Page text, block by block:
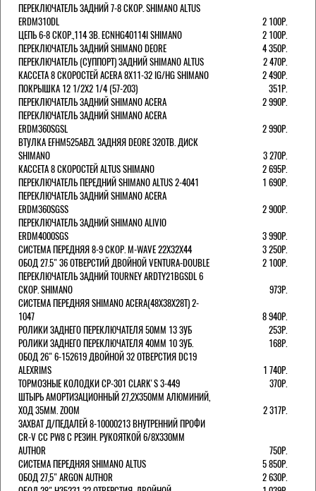
ПЕРЕКЛЮЧАТЕЛЬ ЗАДНИЙ 7-8 СКОР. SHIMANO ALTUS
ERDM310DL
2 100Р.
ЦЕПЬ 6-8 СКОР.,114 ЗВ. ECNHG40114I SHIMANO
2 100Р.
ПЕРЕКЛЮЧАТЕЛЬ ЗАДНИЙ SHIMANO DEORE
4 350Р.
ПЕРЕКЛЮЧАТЕЛЬ (СУППОРТ) ЗАДНИЙ SHIMANO ALTUS
2 470Р.
КАССЕТА 8 СКОРОСТЕЙ ACERA 8Х11-32 IG/HG SHIMANO
2 490Р.
ПОКРЫШКА 12 1/2X2 1/4 (57-203)
351Р.
ПЕРЕКЛЮЧАТЕЛЬ ЗАДНИЙ SHIMANO ACERA
2 990Р.
ПЕРЕКЛЮЧАТЕЛЬ ЗАДНИЙ SHIMANO ACERA
ERDM360SGSL
2 990Р.
ВТУЛКА EFHM525ABZL ЗАДНЯЯ DEORE 32ОТВ. ДИСК
SHIMANO
3 270Р.
КАССЕТА 8 СКОРОСТЕЙ ALTUS SHIMANO
2 695Р.
ПЕРЕКЛЮЧАТЕЛЬ ПЕРЕДНИЙ SHIMANO ALTUS 2-4041
1 690Р.
ПЕРЕКЛЮЧАТЕЛЬ ЗАДНИЙ SHIMANO ACERA
ERDM360SGSS
2 900Р.
ПЕРЕКЛЮЧАТЕЛЬ ЗАДНИЙ SHIMANO ALIVIO
ERDM4000SGS
3 990Р.
СИСТЕМА ПЕРЕДНЯЯ 8-9 СКОР. M-WAVE 22Х32Х44
3 250Р.
ОБОД 27.5" 36 ОТВЕРСТИЙ ДВОЙНОЙ VENTURA-DOUBLE
2 100Р.
ПЕРЕКЛЮЧАТЕЛЬ ЗАДНИЙ TOURNEY ARDTY21BGSDL 6
СКОР. SHIMANO
973Р.
СИСТЕМА ПЕРЕДНЯЯ SHIMANO ACERA(48Х38Х28Т) 2-
1047
8 940Р.
РОЛИКИ ЗАДНЕГО ПЕРЕКЛЮЧАТЕЛЯ 50ММ 13 ЗУБ
253Р.
РОЛИКИ ЗАДНЕГО ПЕРЕКЛЮЧАТЕЛЯ 40ММ 10 ЗУБ.
168Р.
ОБОД 26" 6-152619 ДВОЙНОЙ 32 ОТВЕРСТИЯ DC19
ALEXRIMS
1 740Р.
ТОРМОЗНЫЕ КОЛОДКИ CP-301 CLARK'S 3-449
370Р.
ШТЫРЬ АМОРТИЗАЦИОННЫЙ 27,2Х350ММ АЛЮМИНИЙ,
ХОД 35ММ. ZOOM
2 317Р.
ЗАХВАТ Д/ПЕДАЛЕЙ 8-10000213 ВНУТРЕННИЙ ПРОФИ
CR-V CC PW8 С РЕЗИН. РУКОЯТКОЙ 6/8X330ММ
AUTHOR
750Р.
СИСТЕМА ПЕРЕДНЯЯ SHIMANO ALTUS
5 850Р.
ОБОД 27,5" ARGON AUTHOR
2 630Р.